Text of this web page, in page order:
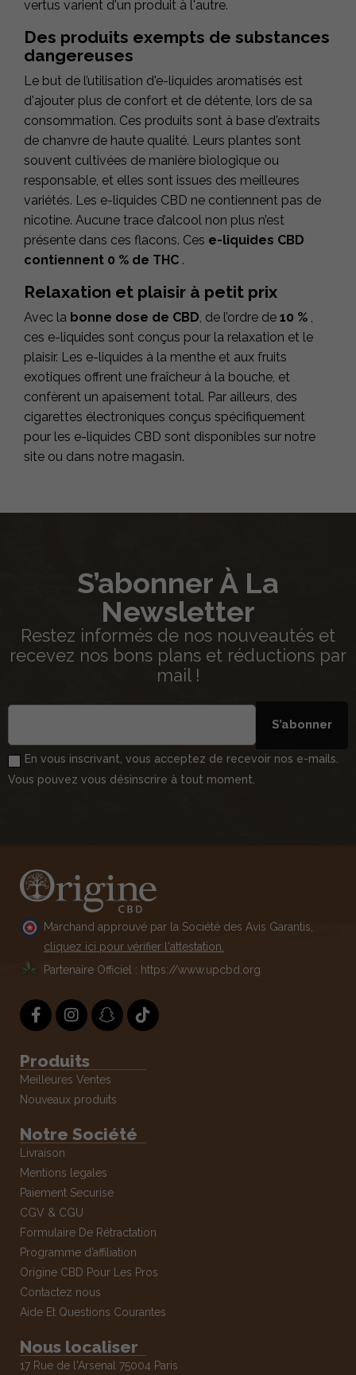
vertus varient d'un produit à l'autre.
Des produits exempts de substances
dangereuses
Le but de l’utilisation d'e-liquides aromatisés est
d'ajouter plus de confort et de détente, lors de sa
consommation. Ces produits sont à base d'extraits
de chanvre de haute qualité. Leurs plantes sont
souvent cultivées de manière biologique ou
responsable, et elles sont issues des meilleures
variétés. Les e-liquides CBD ne contiennent pas de
nicotine. Aucune trace d’alcool non plus n’est
présente dans ces flacons. Ces e-liquides CBD
contiennent 0 % de THC .
Relaxation et plaisir à petit prix
Avec la bonne dose de CBD , de l’ordre de 10 %
ces e-liquides sont conçus pour la relaxation et le
plaisir. Les e-liquides à la menthe et aux fruits
exotiques offrent une fraîcheur à la bouche, et
confèrent un apaisement total. Par ailleurs, des
cigarettes électroniques conçus spécifiquement
pour les e-liquides CBD sont disponibles sur notre
site ou dans notre magasin.
S’abonner À La
Newsletter
Restez informés de nos nouveautés et
recevez nos bons plans et réductions par
mail !
S’abonner
En vous inscrivant, vous acceptez de recevoir nos e-mails.
Vous pouvez vous désinscrire à tout moment.
Marchand approuvé par la Société des Avis Garantis,
cliquez ici pour vérifier l'attestation.
Partenaire Officiel : https://www.upcbd.org
Produits
Meilleures Ventes
Nouveaux produits
Notre Société
Livraison
Mentions legales
Paiement Securise
CGV & CGU
Formulaire De Rétractation
Programme d’affiliation
Origine CBD Pour Les Pros
Contactez nous
Aide Et Questions Courantes
Nous localiser
17 Rue de l'Arsenal 75004 Paris